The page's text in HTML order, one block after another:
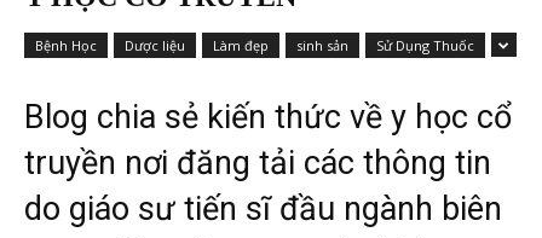
Bệnh Học Dược liệu Làm đẹp sinh sản Sử Dụng Thuốc
Blog chia sẻ kiến thức về y học cổ
truyền nơi đăng tải các thông tin
do giáo sư tiến sĩ đầu ngành biên